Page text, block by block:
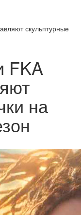
скульптурные
FKA
на